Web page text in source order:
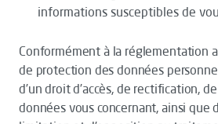
informations susceptibles de
Conformément à la réglementation
de protection des données
d’un droit d’accès, de rectification,
données vous concernant, ainsi que